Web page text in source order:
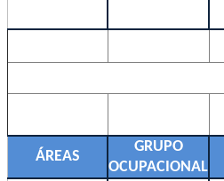
ÁREAS
GRUPO
OCUPACIONAL